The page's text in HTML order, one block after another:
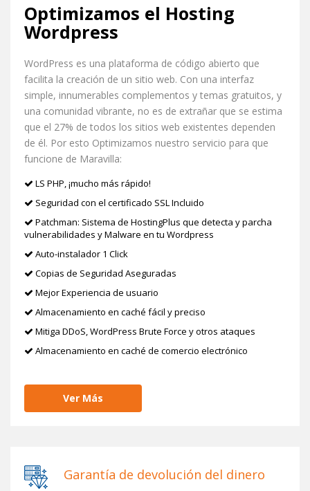
Optimizamos el Hosting
Wordpress
WordPress es una plataforma de código abierto que
facilita la creación de un sitio web. Con una interfaz
simple, innumerables complementos y temas gratuitos, y
una comunidad vibrante, no es de extrañar que se estima
que el 27% de todos los sitios web existentes dependen
de él. Por esto Optimizamos nuestro servicio para que
funcione de Maravilla:
LS PHP, ¡mucho más rápido!
Seguridad con el certificado SSL Incluido
Patchman: Sistema de HostingPlus que detecta y parcha
vulnerabilidades y Malware en tu Wordpress
Auto-instalador 1 Click
Copias de Seguridad Aseguradas
Mejor Experiencia de usuario
Almacenamiento en caché fácil y preciso
Mitiga DDoS, WordPress Brute Force y otros ataques
Almacenamiento en caché de comercio electrónico
Ver Más
Garantía de devolución del dinero